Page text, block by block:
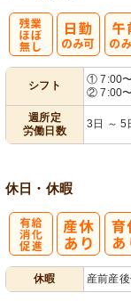
シフト
① 7:00〜
② 7:00〜
週所定
労働日数
3日 ～ 5
休日・休暇
休暇 産前産